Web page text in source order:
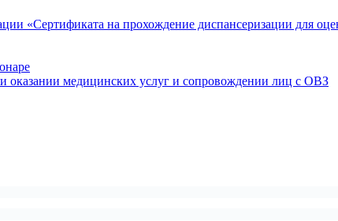
«Сертификата на прохождение диспансеризации для
оказании медицинских услуг и сопровождении лиц с ОВЗ